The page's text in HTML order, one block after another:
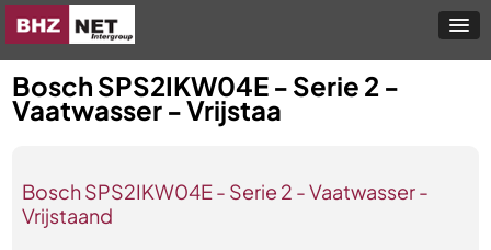
Bosch SPS2IKW04E - Serie 2 -
Vaatwasser - Vrijstaa
Bosch SPS2IKW04E - Serie 2 - Vaatwasser -
Vrijstaand